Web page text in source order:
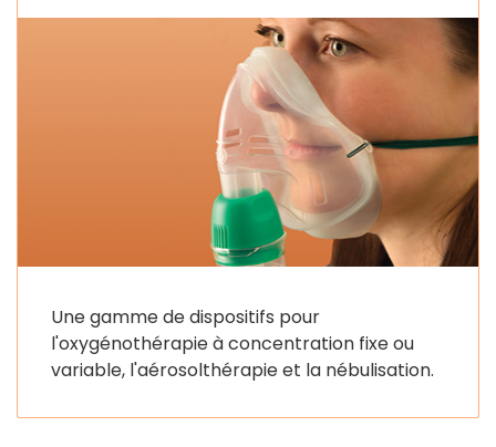
Une gamme de dispositifs pour
l'oxygénothérapie à concentration fixe ou
variable, l'aérosolthérapie et la nébulisation.